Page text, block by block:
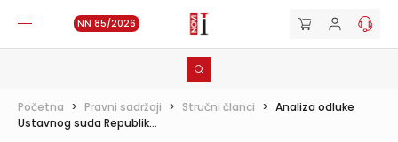
NN 85/2026
Početna > Pravni sadržaji > Stručni članci > Analiza odluke
Ustavnog suda Republik...